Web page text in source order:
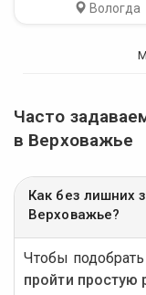
Вологда
Часто
в Верховажье
Как без лишних
Верховажье?
Чтобы
пройти простую